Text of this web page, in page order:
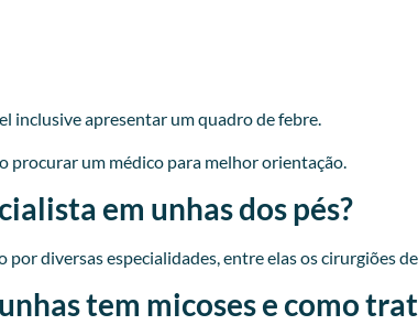
inclusive apresentar um quadro de febre.
procurar um médico para melhor orientação.
em unhas dos pés?
por diversas especialidades, entre elas os cirurgiões
tem micoses e como